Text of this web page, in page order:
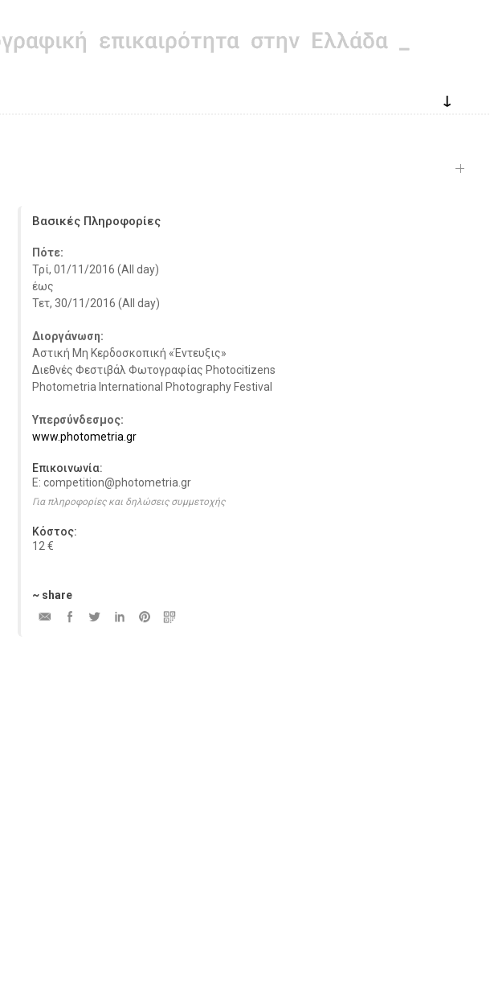
↓
Βασικές Πληροφορίες
Πότε:
Τρί, 01/11/2016 (All day)
έως
Τετ, 30/11/2016 (All day)
Διοργάνωση:
Αστική Μη Kερδοσκοπική «Έντευξις»
Διεθνές Φεστιβάλ Φωτογραφίας Photocitizens
Photometria International Photography Festival
Υπερσύνδεσμος:
www.photometria.gr
Επικοινωνία:
E: competition@photometria.gr
Για πληροφορίες και δηλώσεις συμμετοχής
Κόστος:
12 €
~ share